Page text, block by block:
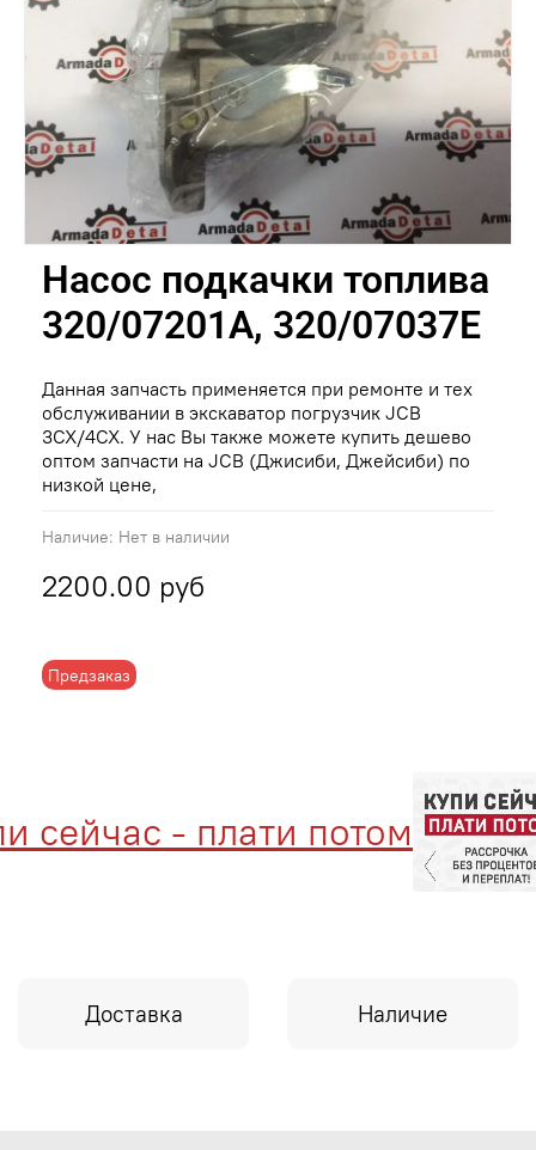
Наличие: Нет в наличии
Предзаказ
Насос подкачки топлива
320/07201A, 320/07037E
2200.00 руб
Данная запчасть применяется при ремонте и тех
обслуживании в экскаватор погрузчик JCB
3CX/4CX. У нас Вы также можете купить дешево
оптом запчасти на JCB (Джисиби, Джейсиби) по
низкой цене,
- плати потом
Доставка Наличие